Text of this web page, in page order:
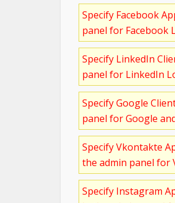
Specify Facebook
panel for Facebook
Specify LinkedIn
panel for LinkedIn
Specify Google
panel for Google
Specify Vkontakte
the admin panel for
Specify Instagram